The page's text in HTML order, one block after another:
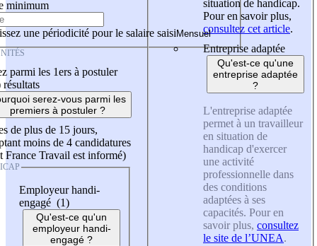
minimum
une périodicité pour le salaire saisi
parmi les 1ers à postuler
résultats
serez-vous parmi les
premiers à postuler ?
de plus de 15 jours,
moins de 4 candidatures
France Travail est informé)
Employeur handi-
engagé (1)
Qu'est-ce qu'un
employeur handi-
engagé ?
situation de handicap.
Pour en savoir plus,
consultez cet article.
Entreprise adaptée
Qu'est-ce qu'une
entreprise adaptée
?
L'entreprise adaptée
permet à un travailleur
en situation de
handicap d'exercer
une activité
professionnelle dans
des conditions
adaptées à ses
capacités. Pour en
savoir plus, consultez
le site de l’UNEA.